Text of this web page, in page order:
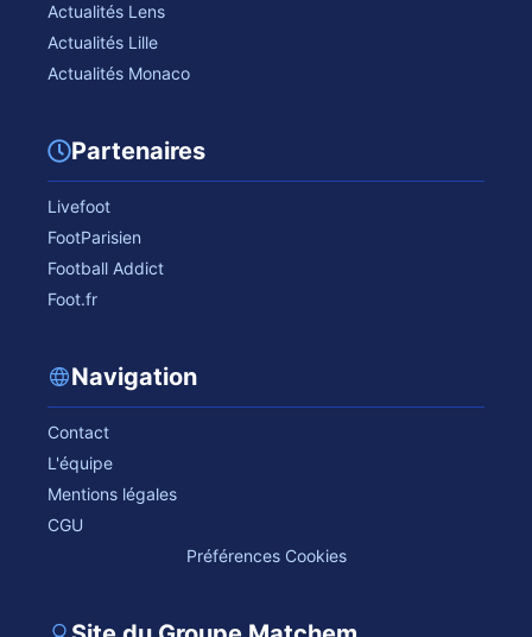
Actualités Lens
Actualités Lille
Actualités Monaco
Partenaires
Livefoot
FootParisien
Football Addict
Foot.fr
Navigation
Contact
L'équipe
Mentions légales
CGU
Préférences Cookies